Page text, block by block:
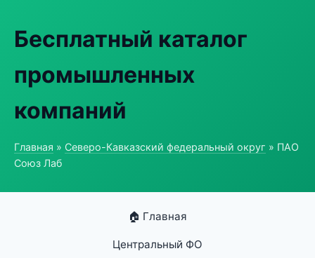
Бесплатный каталог
промышленных
компаний
Главная » Северо-Кавказский федеральный округ » ПАО
Союз Лаб
🏠 Главная
Центральный ФО